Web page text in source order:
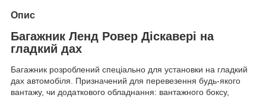
Опис
Багажник Ленд Ровер Діскавері на
гладкий дах
Багажник розроблений спеціально для установки на гладкий
дах автомобіля. Призначений для перевезення будь-якого
вантажу, чи додаткового обладнання: вантажного боксу,